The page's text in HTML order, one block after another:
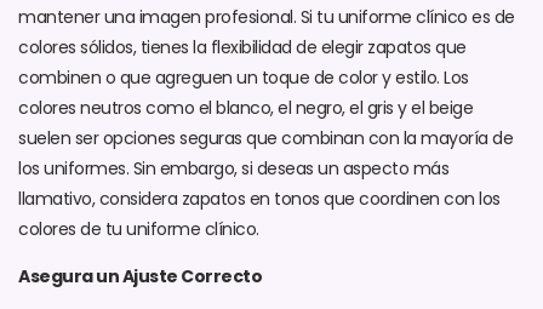
mantener una imagen profesional. Si tu uniforme clínico es de
colores sólidos, tienes la flexibilidad de elegir zapatos que
combinen o que agreguen un toque de color y estilo. Los
colores neutros como el blanco, el negro, el gris y el beige
suelen ser opciones seguras que combinan con la mayoría de
los uniformes. Sin embargo, si deseas un aspecto más
llamativo, considera zapatos en tonos que coordinen con los
colores de tu uniforme clínico.
Asegura un Ajuste Correcto